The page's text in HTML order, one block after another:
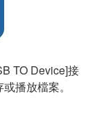
TO Device]接
播放檔案。